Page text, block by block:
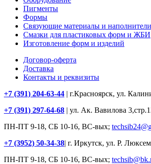
Пигменты
Формы
Связующие материалы и наполнители
Смазки для пластиковых форм и ЖБИ
Изготовление форм и изделий
Договор-оферта
Доставка
Контакты и реквизиты
+7 (391) 204-63-44 | г.Красноярск, ул.
+7 (391) 297-64-68 | ул. Ак. Вавилова
ПН-ПТ 9-18, СБ 10-16, ВС-вых;
+7 (3952) 50-34-38| г. Иркутск, ул. Р.
ПН-ПТ 9-18, СБ 10-16, ВС-вых;